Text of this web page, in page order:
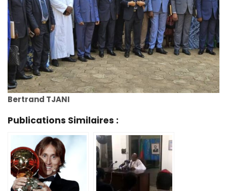
Bertrand TJANI
Publications Similaires :